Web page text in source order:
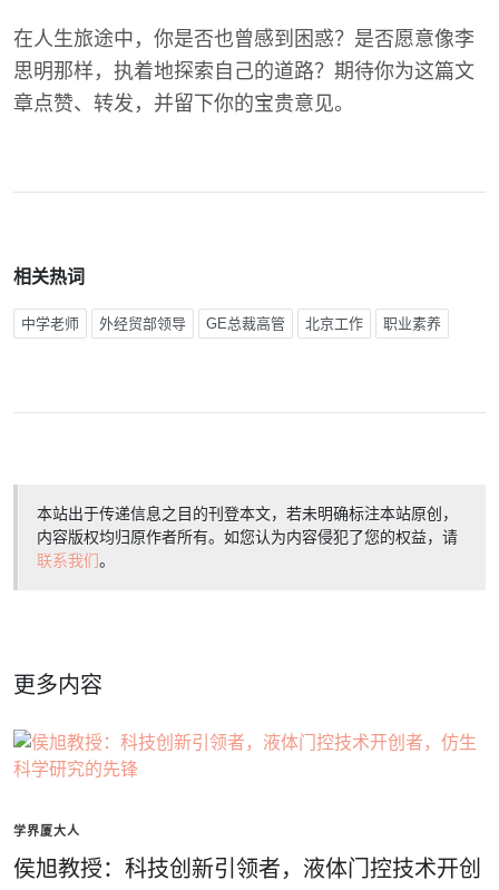
在人生旅途中，你是否也曾感到困惑？是否愿意像李
思明那样，执着地探索自己的道路？期待你为这篇文
章点赞、转发，并留下你的宝贵意见。
相关热词
中学老师 外经贸部领导 GE总裁高管 北京工作 职业素养
本站出于传递信息之目的刊登本文，若未明确标注本站原创，
内容版权均归原作者所有。如您认为内容侵犯了您的权益，请
联系我们。
更多内容
学界厦大人
侯旭教授：科技创新引领者，液体门控技术开创